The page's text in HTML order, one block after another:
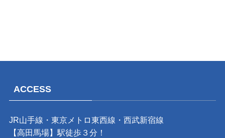
ACCESS
JR山手線・東京メトロ東西線・西武新宿線
【高田馬場】駅徒歩３分！